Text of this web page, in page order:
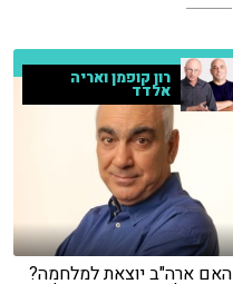
רון קופמן ואריה
אלדד
האם ארה"ב יוצאת למלחמה?